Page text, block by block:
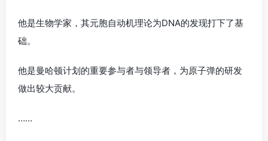
他是生物学家，其元胞自动机理论为DNA的发现打下了基
础。
他是曼哈顿计划的重要参与者与领导者，为原子弹的研发
做出较大贡献。
……